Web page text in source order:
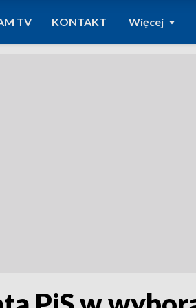
TV KONTAKT Więcej